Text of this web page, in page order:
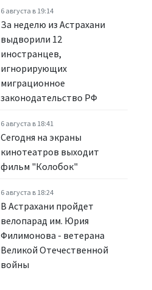
6 августа в 19:14
За неделю из Астрахани
выдворили 12
иностранцев,
игнорирующих
миграционное
законодательство РФ
6 августа в 18:41
Сегодня на экраны
кинотеатров выходит
фильм "Колобок"
6 августа в 18:24
В Астрахани пройдет
велопарад им. Юрия
Филимонова - ветерана
Великой Отечественной
войны